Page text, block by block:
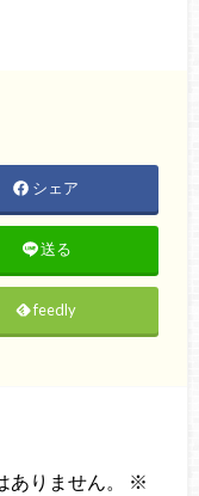
シェア
送る
feedly
りません。
※